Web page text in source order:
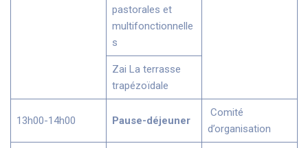
pastorales et
multifonctionnelle
s
Zai La terrasse
trapézoïdale
13h00-14h00 Pause-déjeuner
Comité
d’organisation